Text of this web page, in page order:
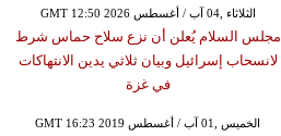
GMT 12:50 2026 الثلاثاء ,04 آب / أغسطس
مجلس السلام يُعلن أن نزع سلاح حماس شرط
لانسحاب إسرائيل وبيان ثلاثي يدين الانتهاكات
في غزة
GMT 16:23 2019 الخميس ,01 آب / أغسطس